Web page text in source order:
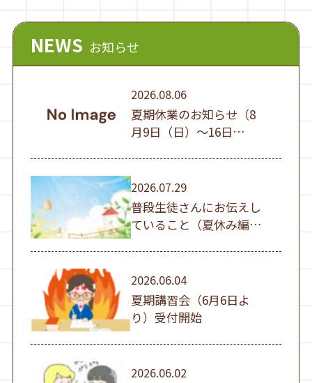
NEWS お知らせ
2026.08.06
夏期休業のお知らせ（8
月9日（日）～16日
2026.07.29
普段生徒さんにお伝えし
ていること（夏休み編
①）
2026.06.04
夏期講習会（6月6日よ
り）受付開始
2026.06.02